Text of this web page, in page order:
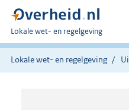
U
bent
hier:
Lokale wet- en regelgeving
Lokale wet- en regelgeving